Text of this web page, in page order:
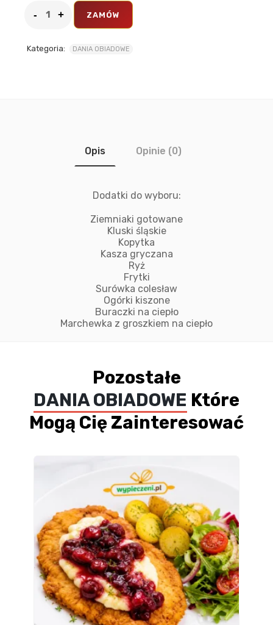
ZAMÓW
Kategoria: DANIA OBIADOWE
Opis Opinie (0)
Dodatki do wyboru:
Ziemniaki gotowane
Kluski śląskie
Kopytka
Kasza gryczana
Ryż
Frytki
Surówka colesław
Ogórki kiszone
Buraczki na ciepło
Marchewka z groszkiem na ciepło
Pozostałe
DANIA OBIADOWE Które
Mogą Cię Zainteresować